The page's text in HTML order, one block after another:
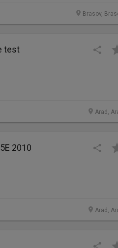
Brasov,
test
Arad,
2010
Arad,